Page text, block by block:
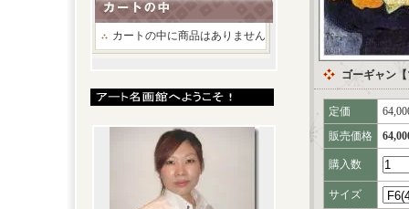
カートの中に商品はありません
ゴーギャン
定価
販売価格
購入数
サイズ